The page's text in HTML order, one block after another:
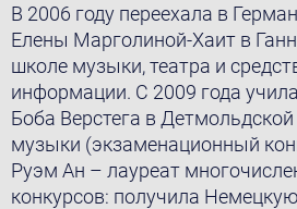
В 2006 году переехала в
Елены Марголиной-Хаит в
школе музыки, театра и
информации. С 2009 года
Боба Верстега в
музыки (экзаменационный
Руэм Ан – лауреат
конкурсов: получила